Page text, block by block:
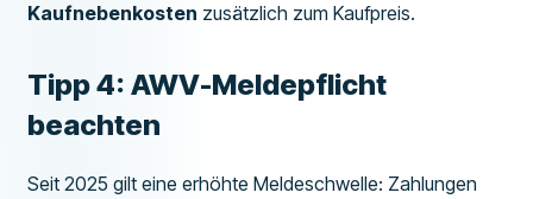
Kaufnebenkosten zusätzlich zum Kaufpreis.
Tipp 4: AWV-Meldepflicht
beachten
Seit 2025 gilt eine erhöhte Meldeschwelle: Zahlungen